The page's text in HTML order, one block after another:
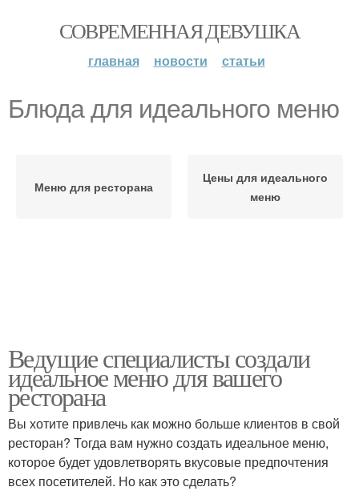
СОВРЕМЕННАЯ ДЕВУШКА
главная новости статьи
Блюда для идеального меню
Меню для ресторана
Цены для идеального
меню
Ведущие специалисты создали
идеальное меню для вашего
ресторана
Вы хотите привлечь как можно больше клиентов в свой
ресторан? Тогда вам нужно создать идеальное меню,
которое будет удовлетворять вкусовые предпочтения
всех посетителей. Но как это сделать?